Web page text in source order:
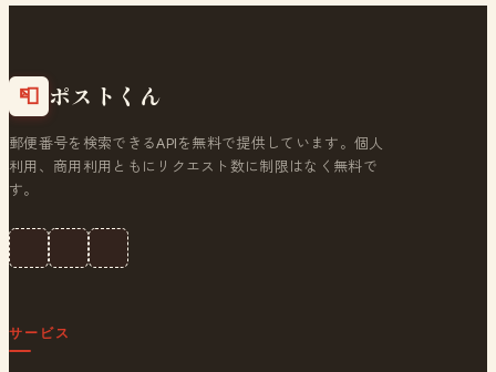
📮 ポストくん
郵便番号を検索できるAPIを無料で提供しています。個人
利用、商用利用ともにリクエスト数に制限はなく無料で
す。
サービス